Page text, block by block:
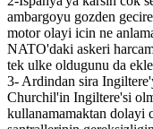
ambargoyu gozden
motor olayi icin ne
NATO'daki askeri
tek ulke oldugunu da
3- Ardindan sira
Churchil'in Ingiltere'si
kullanamamaktan dolayi